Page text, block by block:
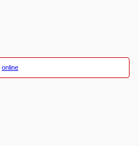
online